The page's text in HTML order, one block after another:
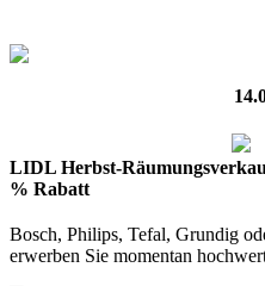
LIDL Herbst-
% Rabatt
Bosch, Philips, Tefal, Grundig
erwerben Sie momentan